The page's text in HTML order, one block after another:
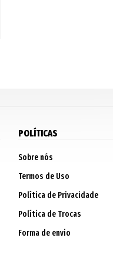
POLÍTICAS
Sobre nós
Termos de Uso
Política de Privacidade
Política de Trocas
Forma de envio